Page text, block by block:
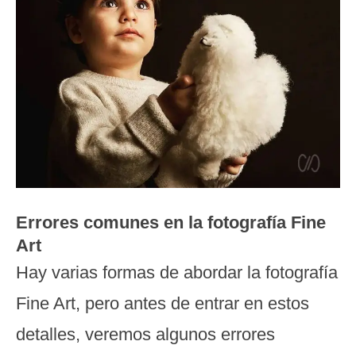
Errores comunes en la fotografía Fine
Art
Hay varias formas de abordar la fotografía
Fine Art, pero antes de entrar en estos
detalles, veremos algunos errores